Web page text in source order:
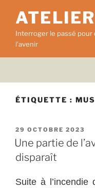
contenu
principal
Interroger le passé
l'avenir
ÉTIQUETTE :
PUBLIÉ
LE
29 OCTOBRE 2023
Une partie de
disparaît
Suite à